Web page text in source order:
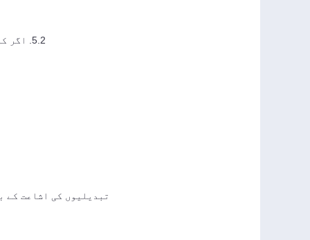
5.2. اگر کوکی مکمل طور پر غیر فعال کر دی جائیں تو سروس کے کچھ افعال درست طریقے سے کام نہیں کر سکتے یا دستیاب نہیں رہ سکتے۔
تبدیلیوں کی اشاعت کے